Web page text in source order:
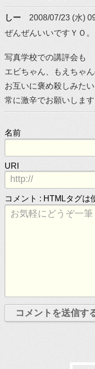
しー 2008/07/23 (水)
ぜんぜんいいですＹＯ。
写真学校での講評会も
エビちゃん、もえちゃ
お互いに褒め殺しみた
常に激辛でお願いしま
名前
URI
コメント : HTMLタグは